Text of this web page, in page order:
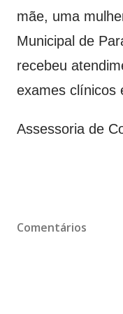
mãe, uma
Municipal de
recebeu
exames clínicos
Assessoria de
Comentários